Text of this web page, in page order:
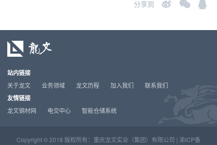
分享到
站内链接
关于龙文 业务领域 龙文历程 加入我们 联系我们
友情链接
龙文钢材网 电交中心 智能仓储系统
Copyright © 2018 版权所有：重庆龙文实业（集团）有限公司 | 渝ICP备